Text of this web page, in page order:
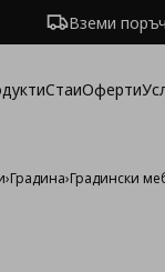
Вземи
СтаиОферти
›Градина›Градински